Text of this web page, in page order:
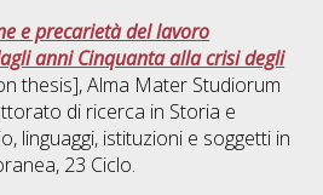
e precarietà del lavoro
anni Cinquanta alla crisi degli
thesis], Alma Mater Studiorum
di ricerca in Storia e
linguaggi, istituzioni e soggetti in
, 23 Ciclo.